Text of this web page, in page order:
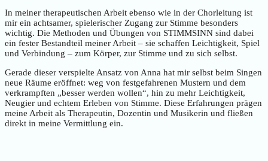
In meiner therapeutischen Arbeit ebenso wie in der Chorleitung ist
mir ein achtsamer, spielerischer Zugang zur Stimme besonders
wichtig. Die Methoden und Übungen von STIMMSINN sind dabei
ein fester Bestandteil meiner Arbeit – sie schaffen Leichtigkeit, Spiel
und Verbindung – zum Körper, zur Stimme und zu sich selbst.
Gerade dieser verspielte Ansatz von Anna hat mir selbst beim Singen
neue Räume eröffnet: weg von festgefahrenen Mustern und dem
verkrampften „besser werden wollen“, hin zu mehr Leichtigkeit,
Neugier und echtem Erleben von Stimme. Diese Erfahrungen prägen
meine Arbeit als Therapeutin, Dozentin und Musikerin und fließen
direkt in meine Vermittlung ein.